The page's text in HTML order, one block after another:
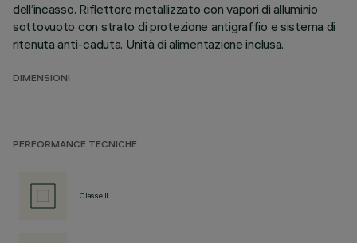
dell’incasso. Riflettore metallizzato con vapori di alluminio
sottovuoto con strato di protezione antigraffio e sistema di
ritenuta anti-caduta. Unità di alimentazione inclusa.
DIMENSIONI
PERFORMANCE TECNICHE
Classe II